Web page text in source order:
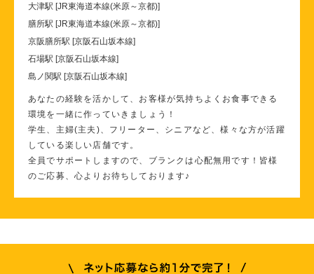
大津駅 [JR東海道本線(米原～京都)]
膳所駅 [JR東海道本線(米原～京都)]
京阪膳所駅 [京阪石山坂本線]
石場駅 [京阪石山坂本線]
島ノ関駅 [京阪石山坂本線]
あなたの経験を活かして、お客様が気持ちよくお食事できる
環境を一緒に作っていきましょう！
学生、主婦(主夫)、フリーター、シニアなど、様々な方が活躍
している楽しい店舗です。
全員でサポートしますので、ブランクは心配無用です！皆様
のご応募、心よりお待ちしております♪